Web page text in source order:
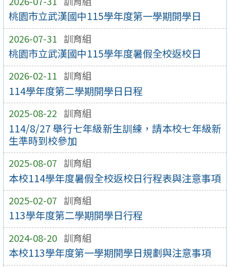
桃園市立武漢國中115學年度第一學期開學日
2026-07-31 訓育組
桃園市立武漢國中115學年度暑假全校返校日
2026-02-11 訓育組
114學年度第二學期開學日日程
2025-08-22 訓育組
114/8/27 舉行七年級新生訓練，請本校七年級新
生準時到校參加
2025-08-07 訓育組
本校114學年度暑假全校返校日行程表與注意事項
2025-02-07 訓育組
113學年度第二學期開學日行程
2024-08-20 訓育組
本校113學年度第一學期開學日規劃與注意事項